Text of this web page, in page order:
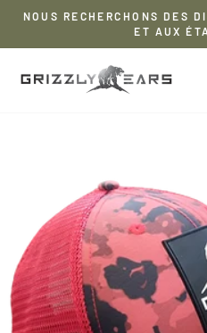
Aller
contenu
NOUS RECHERCHONS DES
ET AUX